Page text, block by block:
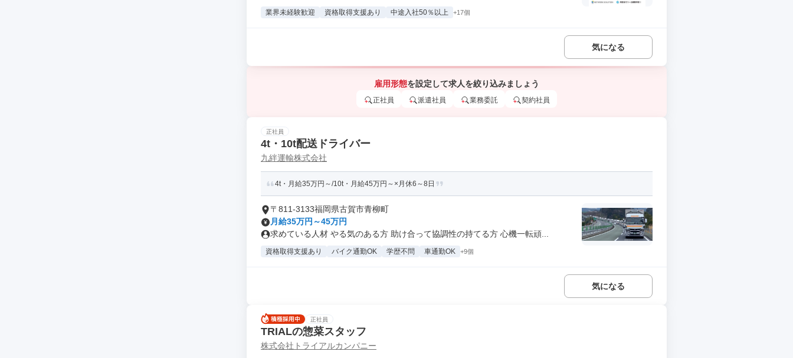
業界未経験歓迎 資格取得支援あり 中途入社50％以上 +17個
気になる
雇用形態を設定して求人を絞り込みましょう
正社員 派遣社員 業務委託 契約社員
正社員
4t・10t配送ドライバー
九絆運輸株式会社
4t・月給35万円～/10t・月給45万円～×月休6～8日
〒811-3133福岡県古賀市青柳町
月給35万円～45万円
求めている人材 やる気のある方 助け合って協調性の持てる方 心機一転頑...
資格取得支援あり バイク通勤OK 学歴不問 車通勤OK +9個
気になる
正社員
TRIALの惣菜スタッフ
株式会社トライアルカンパニー